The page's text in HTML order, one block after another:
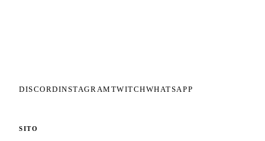
DISCORDINSTAGRAM TWITCHWHATSAPP
SITO